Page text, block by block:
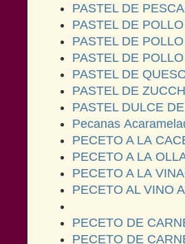
PASTEL DE
PASTEL DE
PASTEL DE
PASTEL DE
PASTEL DE
PASTEL DE
PASTEL DULCE
Pecanas
PECETO A LA
PECETO A LA
PECETO A LA
PECETO AL VINO
PECETO DE
PECETO DE